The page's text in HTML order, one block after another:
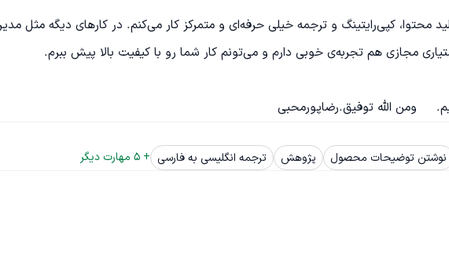
مهارت‌های مختلفی دارم. توی بعضی‌ها مثل تولید محتوا، کپی‌رایتینگ و ترجمه خیلی حرفه‌ای و متمرکز کار می‌کنم. در کارهای
نوشتن توضیحات محصول پژوهش ترجمه انگلیسی به فارسی +
5 مهارت دیگر